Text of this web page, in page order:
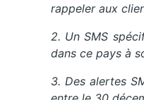
rappeler aux
2. Un SMS
dans ce pays à
3. Des alertes